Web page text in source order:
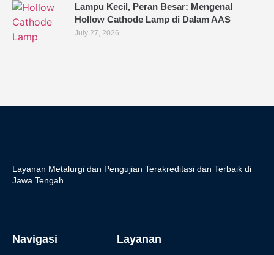
Lampu Kecil, Peran Besar: Mengenal
Hollow Cathode Lamp di Dalam AAS
July 27, 2026
Layanan Metalurgi dan Pengujian Terakreditasi dan Terbaik di
Jawa Tengah.
Navigasi Layanan